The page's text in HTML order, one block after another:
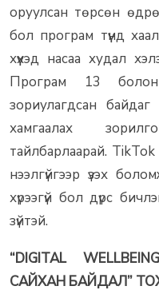
оруулсан төрсөн
бол програм түүнд
хүүхэд насаа худал
Програм 13 болон
зориулагдсан
хамгаалах
тайлбарлаарай. TikTok
нээлгүйгээр үзэх
хүрээгүй бол дүрс
зүйтэй.
“DIGITAL
САЙХАН БАЙДАЛ”